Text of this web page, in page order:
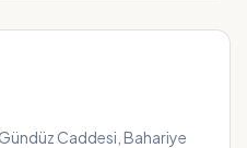
Caddesi, Bahariye